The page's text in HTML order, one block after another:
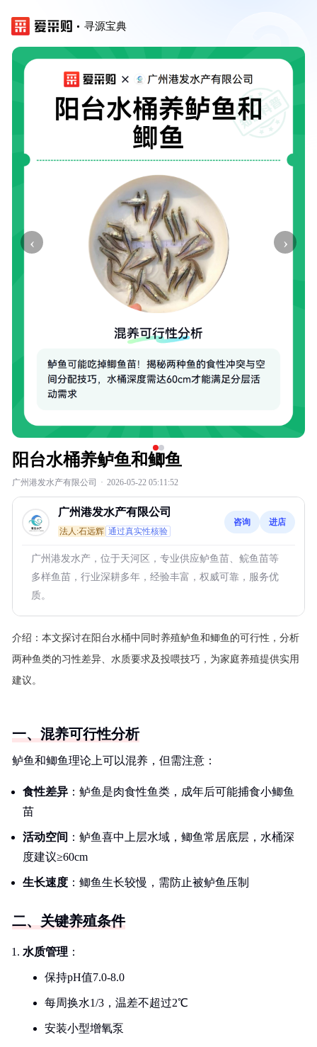
寻源宝典
‹ ›
阳台水桶养鲈鱼和鲫鱼
广州港发水产有限公司 · 2026-05-22 05:11:52
广州港发水产有限公司
法人:石远辉 通过真实性核验
咨询 进店
广州港发水产，位于天河区，专业供应鲈鱼苗、鲩鱼苗等
多样鱼苗，行业深耕多年，经验丰富，权威可靠，服务优
质。
介绍： 本文探讨在阳台水桶中同时养殖鲈鱼和鲫鱼的可行性，分析
两种鱼类的习性差异、水质要求及投喂技巧，为家庭养殖提供实用
建议。
一、混养可行性分析
鲈鱼和鲫鱼理论上可以混养，但需注意：
食性差异 ：鲈鱼是肉食性鱼类，成年后可能捕食小鲫鱼
苗
活动空间 ：鲈鱼喜中上层水域，鲫鱼常居底层，水桶深
度建议≥60cm
生长速度 ：鲫鱼生长较慢，需防止被鲈鱼压制
二、关键养殖条件
水质管理 ：
保持pH值7.0-8.0
每周换水1/3，温差不超过2℃
安装小型增氧泵